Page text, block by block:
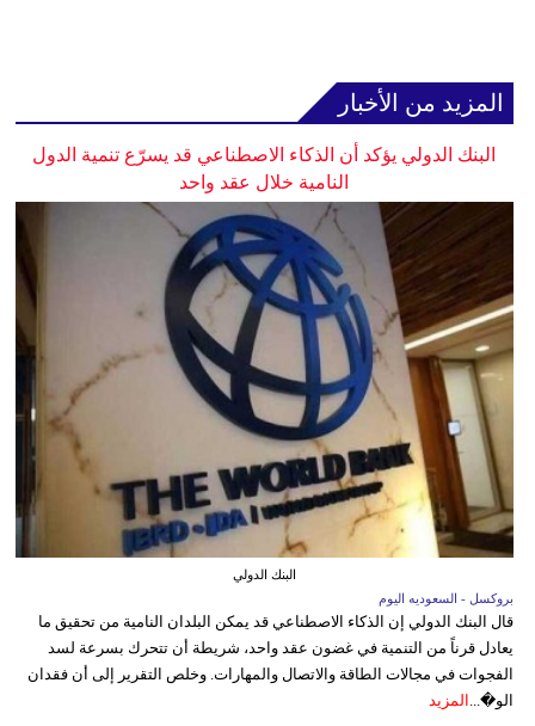
المزيد من الأخبار
البنك الدولي يؤكد أن الذكاء الاصطناعي قد يسرّع تنمية الدول
النامية خلال عقد واحد
البنك الدولي
بروكسل - السعوديه اليوم
قال البنك الدولي إن الذكاء الاصطناعي قد يمكن البلدان النامية من تحقيق ما
يعادل قرناً من التنمية في غضون عقد واحد، شريطة أن تتحرك بسرعة لسد
الفجوات في مجالات الطاقة والاتصال والمهارات. وخلص التقرير إلى أن فقدان
الو�... المزيد